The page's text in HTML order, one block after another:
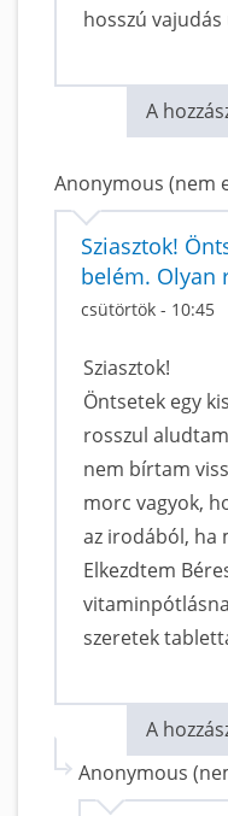
hosszú vajudás
A
Anonymous (nem
Sziasztok!
belém. Olyan
csütörtök - 10:45
Sziasztok!
Öntsetek egy
rosszul
nem bírtam
morc vagyok,
az irodából, ha
Elkezdtem
szeretek
A
Anonymous